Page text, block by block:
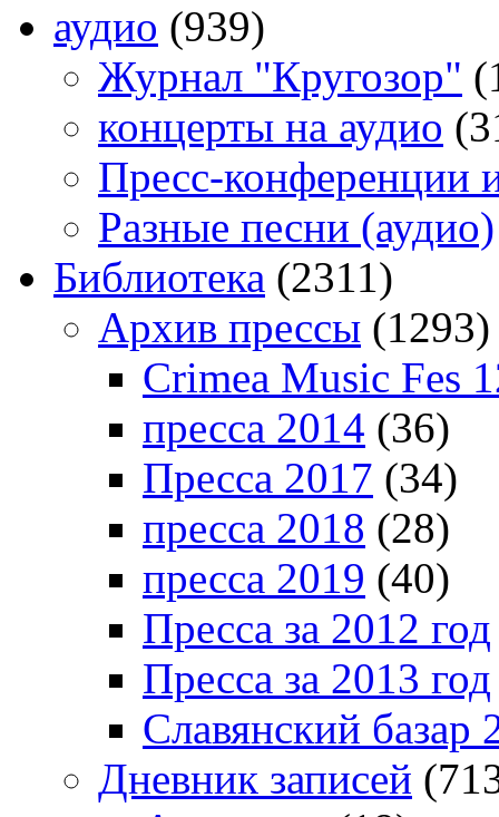
аудио (939)
Журнал "Кругозор"
концерты на аудио
Пресс-конференции
Разные песни (аудио)
Библиотека (2311)
Архив прессы (1293)
Crimea Music Fes
пресса 2014 (36)
Пресса 2017 (34)
пресса 2018 (28)
пресса 2019 (40)
Пресса за 2012 год
Пресса за 2013 год
Славянский базар
Дневник записей